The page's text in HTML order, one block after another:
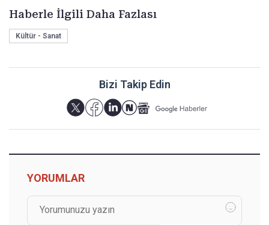
Haberle İlgili Daha Fazlası
Kültür - Sanat
Bizi Takip Edin
YORUMLAR